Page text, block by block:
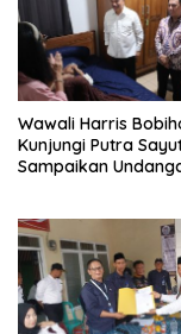
Wawali Harris
Kunjungi Putra
Sampaikan